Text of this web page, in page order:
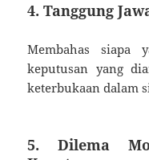
4. Tanggung
Membahas siapa
keputusan yang
keterbukaan dalam
5. Dilema